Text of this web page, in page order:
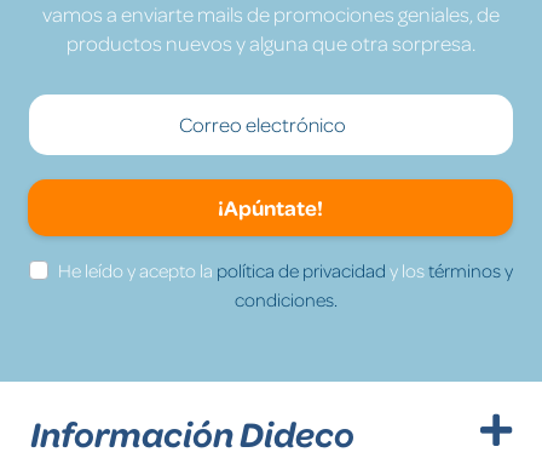
vamos a enviarte mails de promociones geniales, de
productos nuevos y alguna que otra sorpresa.
¡Apúntate!
He leído y acepto la política de privacidad y lostérminos y
condiciones.
Información Dideco